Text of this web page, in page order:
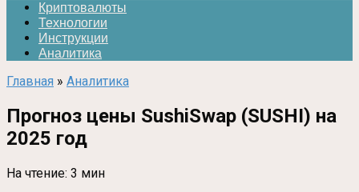
Криптовалюты
Технологии
Инструкции
Аналитика
Главная » Аналитика
Прогноз цены SushiSwap (SUSHI) на
2025 год
На чтение: 3 мин